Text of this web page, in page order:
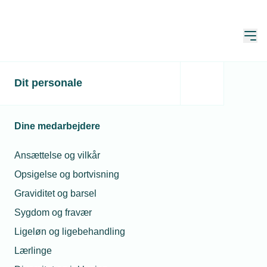
Dit personale
Dine medarbejdere
Ansættelse og vilkår
Opsigelse og bortvisning
Graviditet og barsel
Sygdom og fravær
Ligeløn og ligebehandling
Lærlinge
Installatørerne er sluppet
Publiceret: 05. feb. 2021